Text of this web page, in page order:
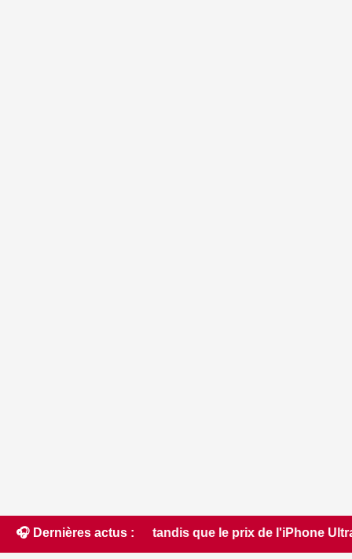
🎧 Dernières actus :
que le prix de l'iPhone Ultra est encore plus